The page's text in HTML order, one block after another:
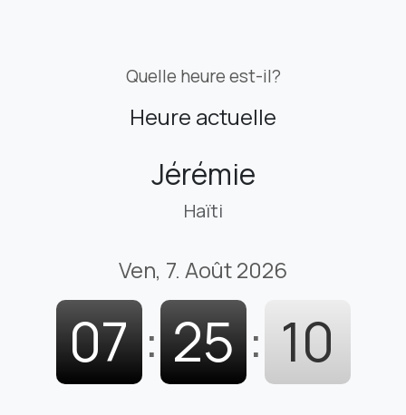
Quelle heure est-il?
Heure actuelle
Jérémie
Haïti
Ven, 7. Août 2026
07 : 25 : 11